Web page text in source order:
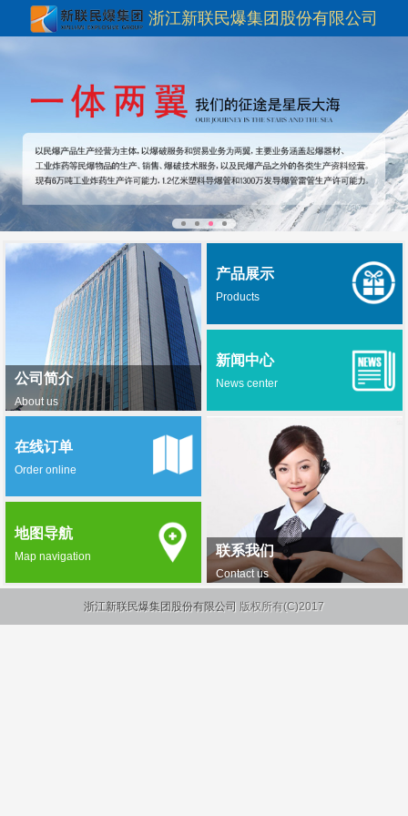
浙江新联民爆集团股份有限公司
公司简介
About us
产品展示
Products
新闻中心
News center
联系我们
Contact us
在线订单
Order online
地图导航
Map navigation
浙江新联民爆集团股份有限公司 版权所有(C)2017